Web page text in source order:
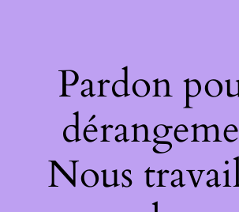
Pardon
Nous